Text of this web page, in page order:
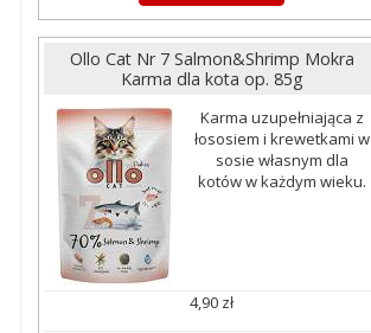
Ollo Cat Nr 7 Salmon&Shrimp Mokra
Karma dla kota op. 85g
Karma uzupełniająca z
łososiem i krewetkami w
sosie własnym dla
kotów w każdym wieku.
4,90 zł